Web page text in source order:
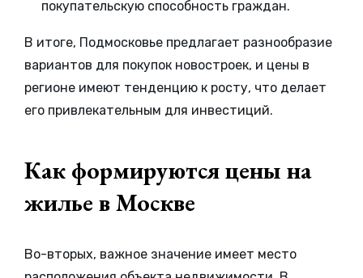
покупательскую способность граждан.
В итоге, Подмосковье предлагает разнообразие
вариантов для покупок новостроек, и цены в
регионе имеют тенденцию к росту, что делает
его привлекательным для инвестиций.
Как формируются цены на
жилье в Москве
Во-вторых, важное значение имеет место